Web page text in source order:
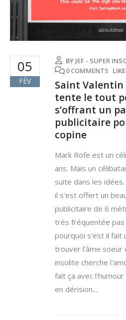
05
FÉV
BY JEF - SUPER
0 COMMENTS
Saint
tente le tout
s’offrant un
publicitaire
copine
Mark Rofe est un
ans. Mais un
suite dans les
il s'est offert un
publicitaire de 6
très fréquentée pas
pourquoi s'est il fait
trouver l'âme soeur
insolite cherche
fait ça avec
en dérision....